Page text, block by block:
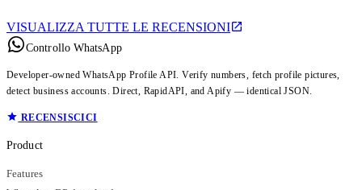
VISUALIZZA TUTTE LE RECENSIONI
Controllo WhatsApp
Developer-owned WhatsApp Profile API. Verify numbers, fetch profile pictures,
detect business accounts. Direct, RapidAPI, and Apify — identical JSON.
RECENSISCICI
Product
Features